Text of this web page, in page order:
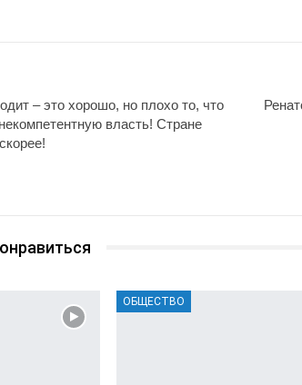
– это хорошо, но плохо то, что
власть! Стране
ОБЩЕСТВО